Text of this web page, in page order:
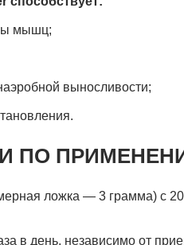
мышц;
выносливости;
ПО
ложка — 3 грамма) с
в день, независимо от